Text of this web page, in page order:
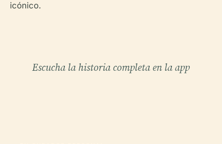
icónico.
Escucha la historia completa en la app